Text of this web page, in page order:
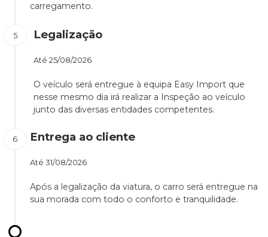
carregamento.
Legalização
Até 25/08/2026
O veículo será entregue à equipa Easy Import que
nesse mesmo dia irá realizar a Inspeção ao veículo
junto das diversas entidades competentes.
Entrega ao cliente
Até 31/08/2026
Após a legalização da viatura, o carro será entregue na
sua morada com todo o conforto e tranquilidade.